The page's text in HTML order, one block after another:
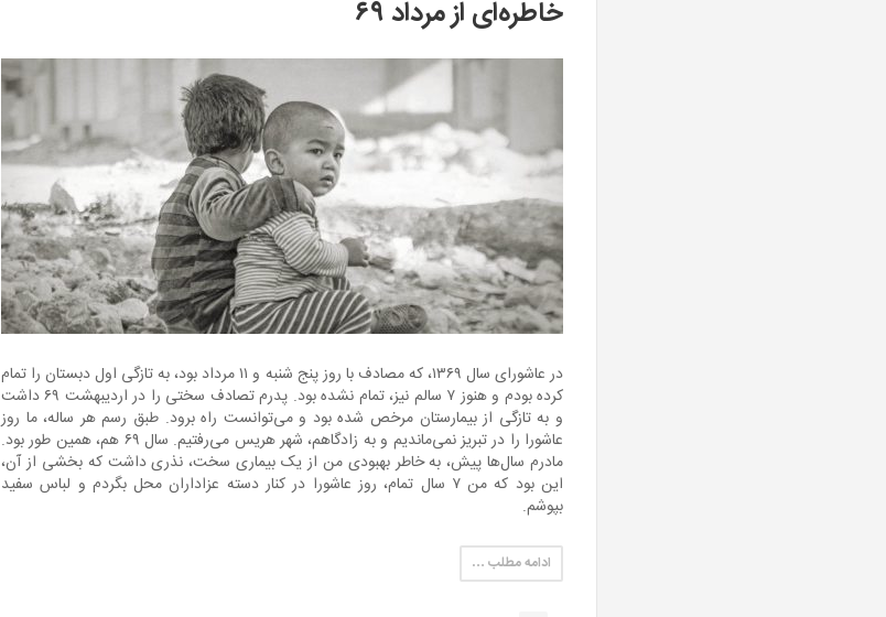
خاطره‌ای از مرداد ۶۹
در عاشورای سال ۱۳۶۹، که مصادف با روز پنج شنبه و ۱۱ مرداد بود، به تازگی اول دبستان را تمام
کرده بودم و هنوز ۷ سالم نیز، تمام نشده بود. پدرم تصادف سختی را در اردیبهشت ۶۹ داشت
و به تازگی از بیمارستان مرخص شده بود و می‌توانست راه برود. طبق رسم هر ساله، ما روز
عاشورا را در تبریز نمی‌ماندیم و به زادگاهم، شهر هریس می‌رفتیم. سال ۶۹ هم، همین طور بود.
مادرم سال‌ها پیش، به خاطر بهبودی من از یک بیماری سخت، نذری داشت که بخشی از آن،
این بود که من ۷ سال تمام، روز عاشورا در کنار دسته عزاداران محل بگردم و لباس سفید
بپوشم.
ادامه مطلب …